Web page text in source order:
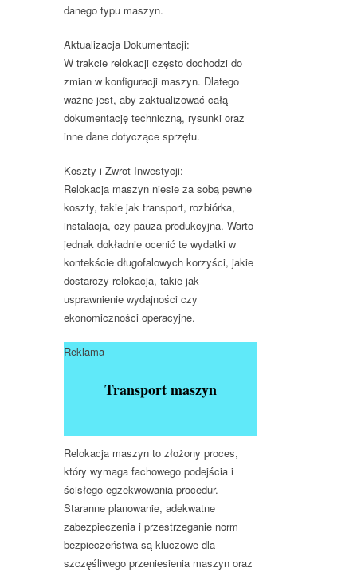
danego typu maszyn.
Aktualizacja Dokumentacji:
W trakcie relokacji często dochodzi do
zmian w konfiguracji maszyn. Dlatego
ważne jest, aby zaktualizować całą
dokumentację techniczną, rysunki oraz
inne dane dotyczące sprzętu.
Koszty i Zwrot Inwestycji:
Relokacja maszyn niesie za sobą pewne
koszty, takie jak transport, rozbiórka,
instalacja, czy pauza produkcyjna. Warto
jednak dokładnie ocenić te wydatki w
kontekście długofalowych korzyści, jakie
dostarczy relokacja, takie jak
usprawnienie wydajności czy
ekonomiczności operacyjne.
Reklama
Transport maszyn
Relokacja maszyn to złożony proces,
który wymaga fachowego podejścia i
ścisłego egzekwowania procedur.
Staranne planowanie, adekwatne
zabezpieczenia i przestrzeganie norm
bezpieczeństwa są kluczowe dla
szczęśliwego przeniesienia maszyn oraz